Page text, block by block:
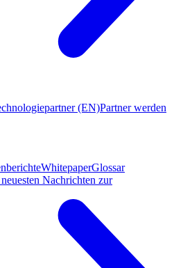
(EN)Partner werden
WhitepaperGlossar
Nachrichten zur